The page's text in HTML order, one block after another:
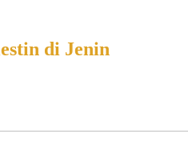
di Jenin